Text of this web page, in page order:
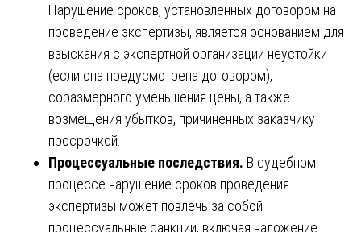
Нарушение сроков, установленных договором на
проведение экспертизы, является основанием для
взыскания с экспертной организации неустойки
(если она предусмотрена договором),
соразмерного уменьшения цены, а также
возмещения убытков, причиненных заказчику
просрочкой.
Процессуальные последствия. В судебном
процессе нарушение сроков проведения
экспертизы может повлечь за собой
процессуальные санкции, включая наложение